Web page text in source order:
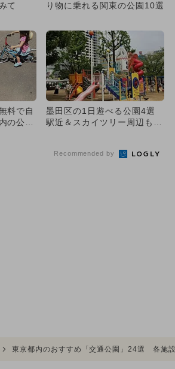
て
り物に乗れる関東の公園10選
料で自
の公園
墨田区の1日遊べる公園4選
駅近＆スカイツリー周辺も多
Recommended by
東京都内のおすすめ「交通公園」24選 各施